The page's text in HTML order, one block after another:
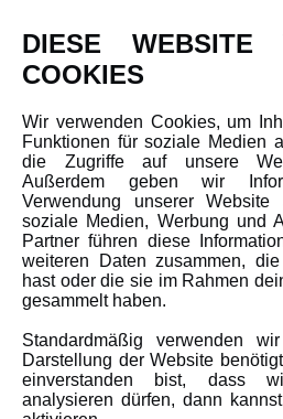
INFORMATIONEN
Newsletter
Über uns
Karriere
Amewi Kataloge
MEHR VON AMEWI
AMXRacing - Qualitäts RC-
Amewi Construction -
Malinos - Die kreative Seite von
DIESE WEBSITE
COOKIES
Wir verwenden Cookies, um
Funktionen für soziale Medien
die Zugriffe auf unsere
Außerdem geben wir
Verwendung unserer
soziale Medien, Werbung und
Partner führen diese
weiteren Daten zusammen,
hast oder die sie im Rahmen
gesammelt haben.
Standardmäßig verwenden
Darstellung der Website
einverstanden bist, dass
analysieren dürfen, dann